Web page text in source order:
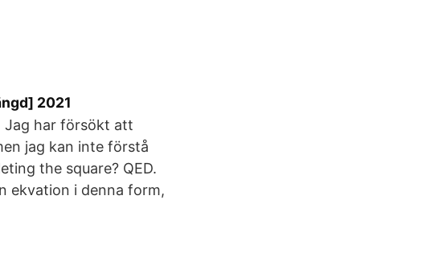
2021
Jag har försökt att
jag kan inte förstå
the square? QED.
ekvation i denna form,